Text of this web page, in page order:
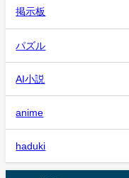
掲示板
パズル
AI小説
anime
haduki